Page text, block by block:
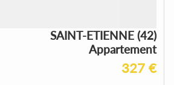
SAINT-ETIENNE (42)
Appartement
327 €